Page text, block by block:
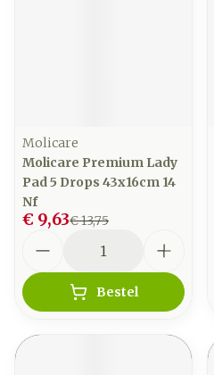
Molicare
Molicare Premium Lady
Pad 5 Drops 43x16cm 14
Nf
€ 13,75
€ 9,63
Bestel